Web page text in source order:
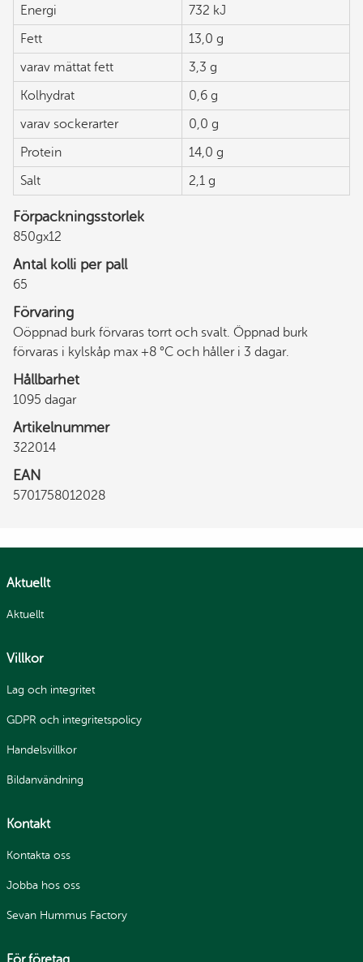
Energi
732 kJ
Fett
13,0 g
varav mättat fett
3,3 g
Kolhydrat
0,6 g
varav sockerarter
0,0 g
Protein
14,0 g
Salt
2,1 g
Förpackningsstorlek
850gx12
Antal kolli per pall
65
Förvaring
Oöppnad burk förvaras torrt och svalt. Öppnad burk
förvaras i kylskåp max +8 °C och håller i 3 dagar.
Hållbarhet
1095 dagar
Artikelnummer
322014
EAN
5701758012028
Aktuellt
Aktuellt
Villkor
Lag och integritet
GDPR och integritetspolicy
Handelsvillkor
Bildanvändning
Kontakt
Kontakta oss
Jobba hos oss
Sevan Hummus Factory